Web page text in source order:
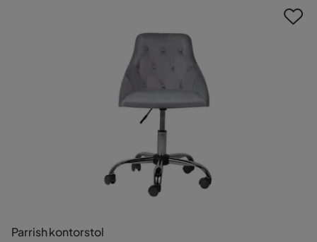
Parrish kontorstol